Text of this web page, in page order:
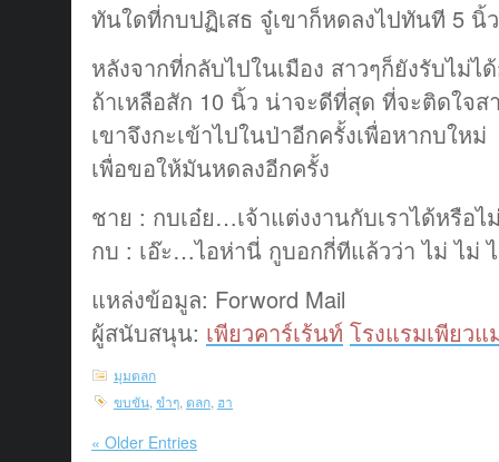
ทันใดที่กบปฏิเสธ จู๋เขาก็หดลงไปทันที 5 นิ้ว
หลังจากที่กลับไปในเมือง สาวๆก็ยังรับไม่ไ
ถ้าเหลือสัก 10 นิ้ว น่าจะดีที่สุด ที่จะติดใจส
เขาจึงกะเข้าไปในป่าอีกครั้งเพื่อหากบใหม่
เพื่อขอให้มันหดลงอีกครั้ง
ชาย : กบเอ๋ย…เจ้าแต่งงานกับเราได้หรือไ
กบ : เอ๊ะ…ไอห่านี่ กูบอกกี่ทีแล้วว่า ไม่ ไม่
แหล่งข้อมูล: Forword Mail
ผู้สนับสนุน: เพียวคาร์เร้นท์ โรงแรมเพียว
มุมตลก
ขบขัน ขำๆ ตลก ฮา
« Older Entries